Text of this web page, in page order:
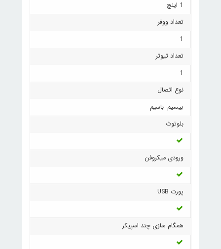
1 اینچ
تعداد ووفر
1
تعداد تیوتر
1
نوع اتصال
بیسیم- باسیم
بلوتوث
ورودی میکروفن
پورت USB
همگام سازی چند اسپیکر